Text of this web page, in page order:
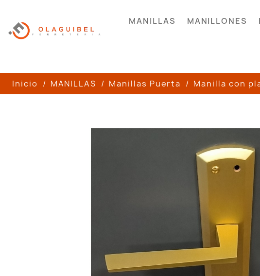
MANILLAS MANILLONES
Inicio MANILLAS Manillas Puerta Manilla con